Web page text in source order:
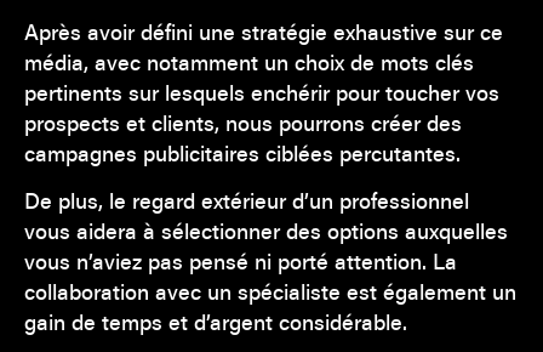
Après avoir défini une stratégie exhaustive sur ce
média, avec notamment un choix de mots clés
pertinents sur lesquels enchérir pour toucher vos
prospects et clients, nous pourrons créer des
campagnes publicitaires ciblées percutantes.
De plus, le regard extérieur d’un professionnel
vous aidera à sélectionner des options auxquelles
vous n’aviez pas pensé ni porté attention. La
collaboration avec un spécialiste est également un
gain de temps et d’argent considérable.